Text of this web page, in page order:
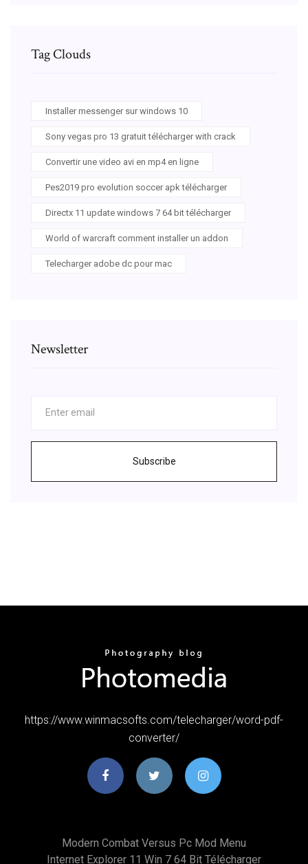
Tag Clouds
Installer messenger sur windows 10
Sony vegas pro 13 gratuit télécharger with crack
Convertir une video avi en mp4 en ligne
Pes2019 pro evolution soccer apk télécharger
Directx 11 update windows 7 64 bit télécharger
World of warcraft comment installer un addon
Telecharger adobe dc pour mac
Newsletter
Subscribe
https://www.winmacsofts.com/telecharger/word-pdf-
converter/
Modern Combat Versus Pc Mod Menu
Internet Explorer 11 Win 7 64 Bit Télécharger